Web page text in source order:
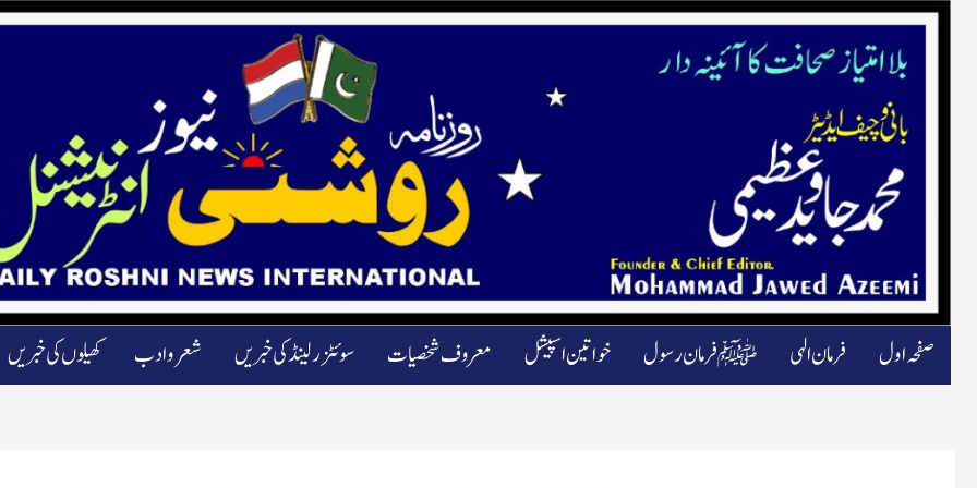
کھیلوں کی خبریں شعرو ادب سوئٹزرلینڈ کی خبریں معروف شخصیات خواتین اسپیشل ﷺ فرمان رسول فرمان الہی صفحہ اول